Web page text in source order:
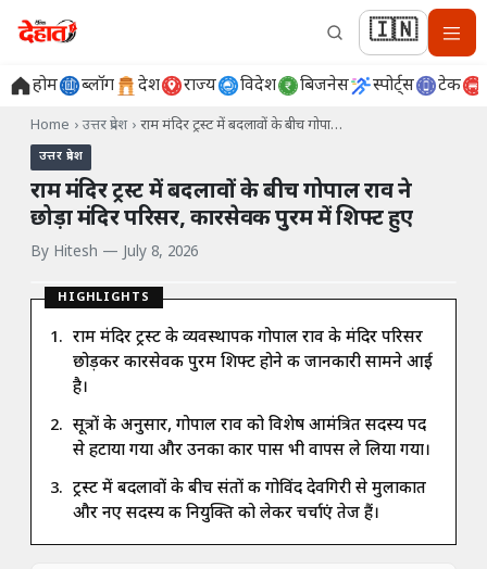
🇮🇳
होम ब्लॉग देश राज्य विदेश बिजनेस स्पोर्ट्स टेक
Home › उत्तर प्रदेश › राम मंदिर ट्रस्ट में बदलावों के बीच गोपा…
उत्तर प्रदेश
राम मंदिर ट्रस्ट में बदलावों के बीच गोपाल राव ने
छोड़ा मंदिर परिसर, कारसेवक पुरम में शिफ्ट हुए
By Hitesh — July 8, 2026
HIGHLIGHTS
राम मंदिर ट्रस्ट के व्यवस्थापक गोपाल राव के मंदिर परिसर
छोड़कर कारसेवक पुरम शिफ्ट होने की जानकारी सामने आई
है।
सूत्रों के अनुसार, गोपाल राव को विशेष आमंत्रित सदस्य पद
से हटाया गया और उनका कार पास भी वापस ले लिया गया।
ट्रस्ट में बदलावों के बीच संतों की गोविंद देवगिरी से मुलाकात
और नए सदस्य की नियुक्ति को लेकर चर्चाएं तेज हैं।